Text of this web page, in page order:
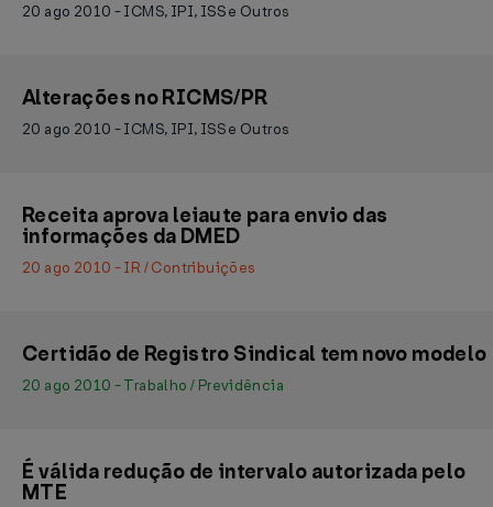
20 ago 2010 - ICMS, IPI, ISS e Outros
Alterações no RICMS/PR
20 ago 2010 - ICMS, IPI, ISS e Outros
Receita aprova leiaute para envio das
informações da DMED
20 ago 2010 - IR / Contribuições
Certidão de Registro Sindical tem novo modelo
20 ago 2010 - Trabalho / Previdência
É válida redução de intervalo autorizada pelo
MTE